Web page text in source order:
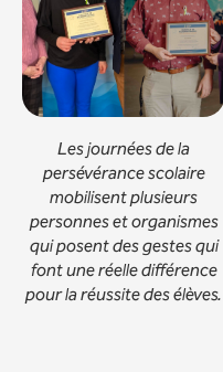
Les journées de la
persévérance scolaire
mobilisent plusieurs
personnes et organismes
qui posent des gestes qui
font une réelle différence
pour la réussite des élèves.